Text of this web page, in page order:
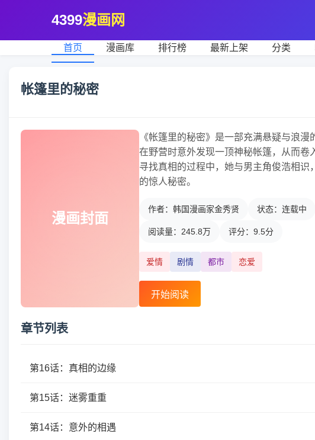
4399漫画网
首页 漫画库 排行榜 最新上架 分类
帐篷里的秘密
漫画封面
《帐篷里的秘密》是一部充满悬疑与浪
在野营时意外发现一顶神秘帐篷，从而卷
寻找真相的过程中，她与男主角俊浩相识
的惊人秘密。
作者：韩国漫画家金秀贤 状态：连载中
阅读量：245.8万 评分：9.5分
爱情 剧情 都市 恋爱
开始阅读
章节列表
第16话：真相的边缘
第15话：迷雾重重
第14话：意外的相遇